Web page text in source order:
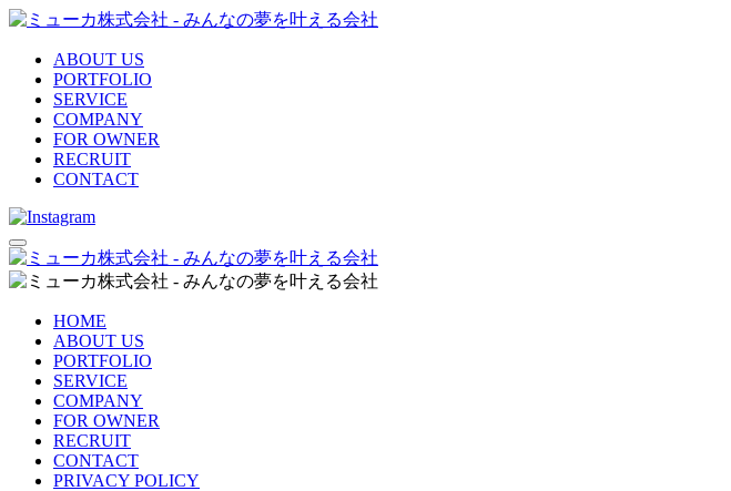
ABOUT US
PORTFOLIO
SERVICE
COMPANY
FOR OWNER
RECRUIT
CONTACT
HOME
ABOUT US
PORTFOLIO
SERVICE
COMPANY
FOR OWNER
RECRUIT
CONTACT
PRIVACY POLICY